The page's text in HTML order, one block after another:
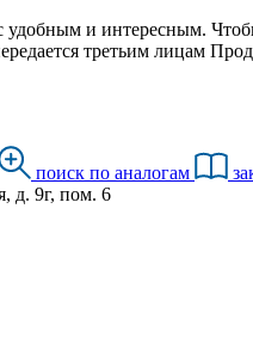
и интересным.
третьим лицам
поиск по аналогам
д. 9г, пом. 6